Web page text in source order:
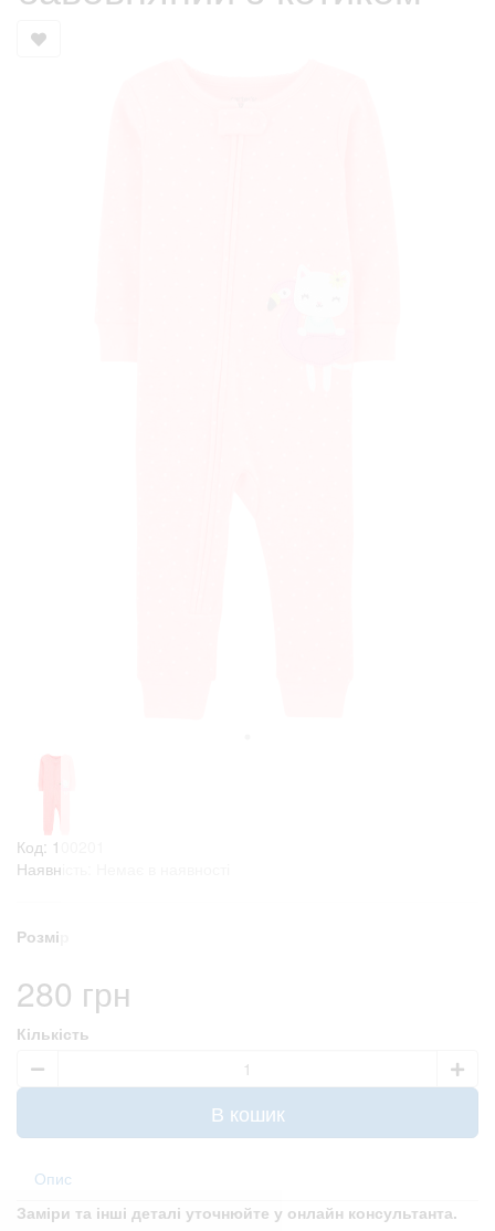
Код: 100201
Наявність: Немає в наявності
Розмір
280 грн
Кількість
В кошик
Опис
Заміри та інші деталі уточнюйте у онлайн консультанта.